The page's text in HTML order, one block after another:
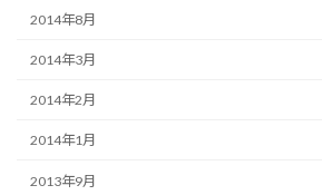
2014年8月
2014年3月
2014年2月
2014年1月
2013年9月